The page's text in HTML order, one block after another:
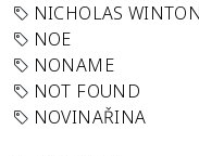
NICHOLAS WINTON
NOE
NONAME
NOT FOUND
NOVINAŘINA